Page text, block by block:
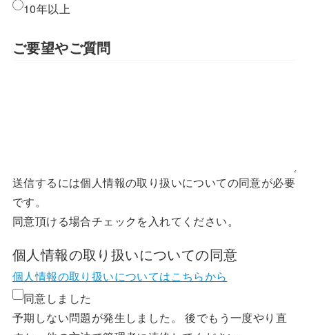
10年以上
ご要望やご質問
送信するには個人情報の取り扱いについての同意が必要
です。
同意頂ける場合チェックを入れてください。
個人情報の取り扱いについての同意
個人情報の取り扱いについてはこちらから
同意しました
予期しない問題が発生しました。 後でもう一度やり直